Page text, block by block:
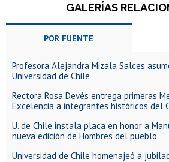
GALERÍAS
POR FUENTE
Profesora Alejandra Mizala Salces
Universidad de Chile
Rectora Rosa Devés entrega primeras
Excelencia a integrantes históricos del
U. de Chile instala placa en honor a
nueva edición de Hombres del pueblo
Universidad de Chile homenajeó a